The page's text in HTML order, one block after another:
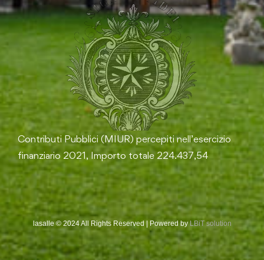
Contributi Pubblici (MIUR) percepiti nell’esercizio
finanziario 2021, Importo totale 224.437,54
lasalle © 2024 All Rights Reserved | Powered byLBiT solution